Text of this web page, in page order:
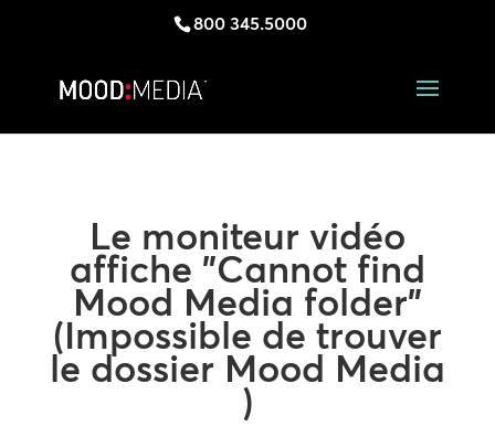
800 345.5000
Le moniteur vidéo
affiche "Cannot find
Mood Media folder"
(Impossible de trouver
le dossier Mood Media
)